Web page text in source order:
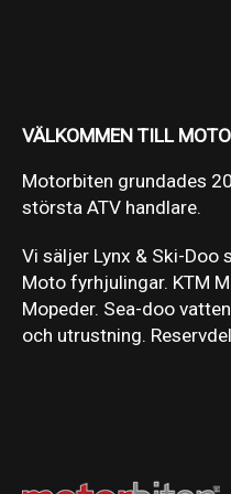
VÄLKOMMEN TILL
Motorbiten grundades
största ATV handlare.
Vi säljer Lynx & Ski-Doo
Moto fyrhjulingar. KTM
Mopeder. Sea-doo
och utrustning.